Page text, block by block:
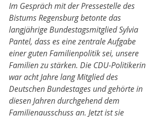
Im Gespräch mit der Pressestelle des
Bistums Regensburg betonte das
langjährige Bundestagsmitglied Sylvia
Pantel, dass es eine zentrale Aufgabe
einer guten Familienpolitik sei, unsere
Familien zu stärken. Die CDU-Politikerin
war acht Jahre lang Mitglied des
Deutschen Bundestages und gehörte in
diesen Jahren durchgehend dem
Familienausschuss an. Jetzt ist sie